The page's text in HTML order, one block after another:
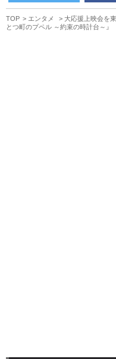
TOP エンタメ
大応援上映会を
とつ町のプペル ～約束の時計台～』